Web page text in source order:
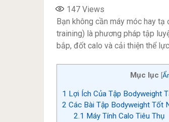
147 Views
Bạn không cần máy móc hay tạ
training) là phương pháp tập
bắp, đốt calo và cải thiện thể
Mục lục [
1 Lợi Ích Của Tập Bodyweight
2 Các Bài Tập Bodyweight Tốt
2.1 Máy Tính Calo Tiêu Thụ